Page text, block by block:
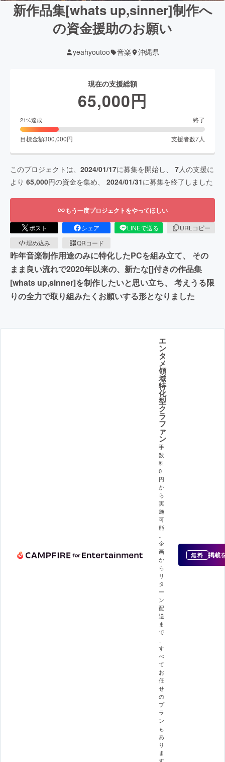
新作品集[whats up,sinner]制作へ
の資金援助のお願い
yeahyoutoo 音楽 沖縄県
現在の支援総額
65,000円
21%達成 終了
目標金額300,000円 支援者数7人
このプロジェクトは、 2024/01/17に募集を開始し、 7人の支援に
より 65,000円の資金を集め、 2024/01/31に募集を終了しました
もう一度プロジェクトをやってほしい
ポスト シェア LINEで送る
URLコピー
埋め込み
QRコード
昨年音楽制作用途のみに特化したPCを組み立て、 その
まま良い流れで2020年以来の、新たな[]付きの作品集
[whats up,sinner]を制作したいと思い立ち、 考えうる限
りの全力で取り組みたくお願いする形となりました
エ
ン
タ
メ
領
域
特
化
型
ク
ラ
フ
ァ
ン
手
数
料
0
円
か
ら
実
施
可
能
。
企
画
か
ら
リ
タ
ー
ン
配
送
ま
で
、
す
べ
て
お
任
せ
の
プ
ラ
ン
も
あ
り
ま
無料 掲載